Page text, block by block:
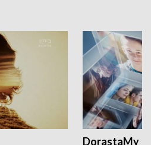
DorastaMy